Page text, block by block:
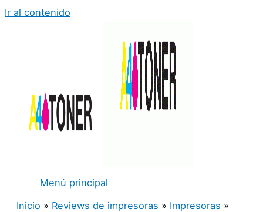
Ir al contenido
Menú principal
Inicio
Reviews de impresoras
Impresoras